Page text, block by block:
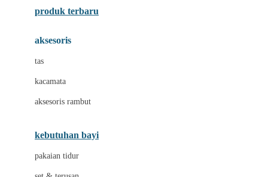
Baabaasheepz
Baby Dove
Baby Jogger
produk terbaru
aksesoris
tas
kacamata
aksesoris rambut
kebutuhan bayi
pakaian tidur